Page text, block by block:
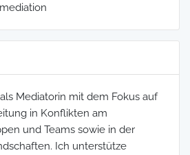
Mediatorin mit dem Fokus auf
in Konflikten am
und Teams sowie in der
Ich unterstütze